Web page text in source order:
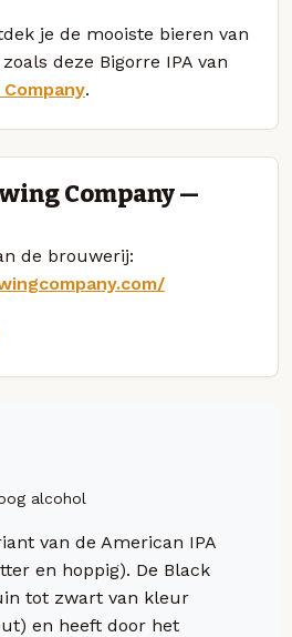
je de mooiste bieren van
deze Bigorre IPA van
.
Company —
de brouwerij:
alcohol
van de American IPA
en hoppig). De Black
tot zwart van kleur
en heeft door het